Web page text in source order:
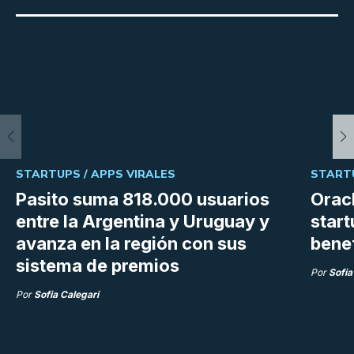
Pasito suma 818.000 usuarios
entre la Argentina y Uruguay y
avanza en la región con sus
sistema de premios
STARTUPS / APPS VIRALES
Por Sofia Calegari
Por